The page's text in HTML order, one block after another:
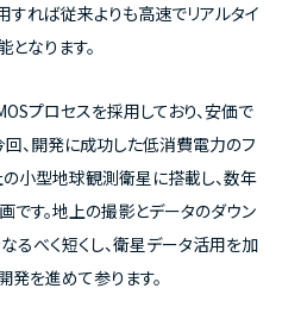
すれば従来よりも高速でリアルタイ
なります。
プロセスを採用しており、安価で
、開発に成功した低消費電力のフ
小型地球観測衛星に搭載し、数年
す。地上の撮影とデータのダウン
るべく短くし、衛星データ活用を加
発を進めて参ります。